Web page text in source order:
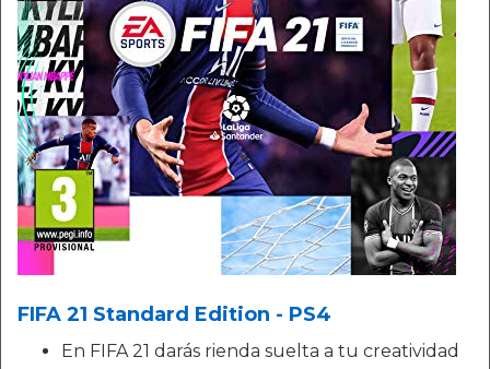
FIFA 21 Standard Edition - PS4
En FIFA 21 darás rienda suelta a tu creatividad